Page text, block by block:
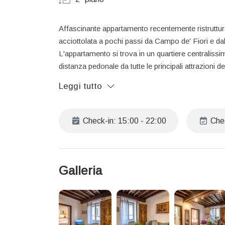
Affascinante appartamento recentemente
acciottolata a pochi passi da Campo de' Fiori e
L'appartamento si trova in un quartiere
distanza pedonale da tutte le principali attrazioni
Perfetto per 2 persone.
Informazioni utili
Late check-out:
Il prezzo include:
Biancheria da letto e asciugamani
Leggi tutto
Check-in: 15:00 - 22:00
Galleria